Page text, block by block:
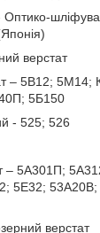
верстат
– 5В12; 5М14;
5Б150
- 525; 526
– 5A301П;
5Е32;
верстат